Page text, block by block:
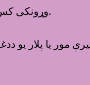
وړونکى کس: هغه دى چې خپله ناروغ نه وي خو ماشوم ته ددغو ناروغيو انتقالولو سرچينه کېداى شي.
مور يا پلار يو